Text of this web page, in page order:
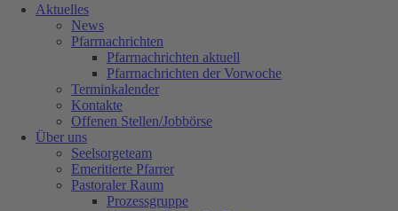
Aktuelles
News
Pfarrnachrichten
Pfarrnachrichten aktuell
Pfarrnachrichten der Vorwoche
Terminkalender
Kontakte
Offenen Stellen/Jobbörse
Über uns
Seelsorgeteam
Emeritierte Pfarrer
Pastoraler Raum
Prozessgruppe